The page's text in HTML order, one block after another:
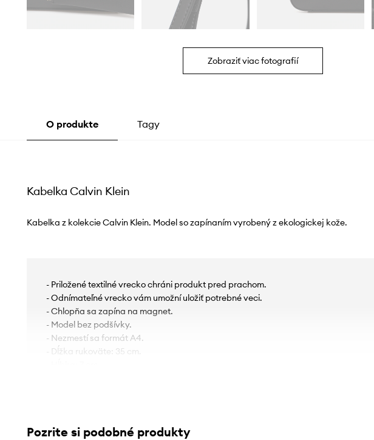
Zobraziť viac fotografií
O produkte Tagy
Kabelka Calvin Klein
Kabelka z kolekcie Calvin Klein. Model so zapínaním vyrobený z ekologickej kože.
- Priložené textilné vrecko chráni produkt pred prachom.
- Odnímateľné vrecko vám umožní uložiť potrebné veci.
- Chlopňa sa zapína na magnet.
- Model bez podšívky.
- Nezmestí sa formát A4.
- Dĺžka rukoväte: 35 cm.
Pozrite si podobné produkty